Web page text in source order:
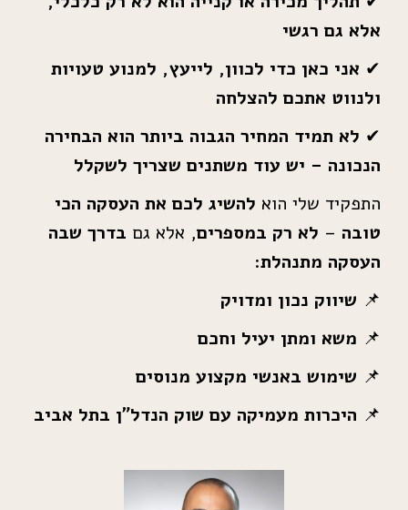
אלא גם רגשי
✔ אני כאן כדי לכוון, לייעץ, למנוע טעויות
ולנווט אתכם להצלחה
✔ לא תמיד המחיר הגבוה ביותר הוא הבחירה
הנכונה – יש עוד משתנים שצריך לשקלל
התפקיד שלי הוא להשיג לכם את העסקה הכי
טובה – לא רק במספרים, אלא גם בדרך שבה
העסקה מתנהלת:
📌 שיווק נכון ומדויק
📌 משא ומתן יעיל וחכם
📌 שימוש באנשי מקצוע מנוסים
📌 היכרות מעמיקה עם שוק הנדל”ן בתל אביב